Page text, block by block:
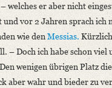
welches er aber nicht
vor 2 Jahren sprach
wie den Messias.
–Doch ich habe schon viel
Den wenigen übrigen Platz
aber wahr und bieder zu